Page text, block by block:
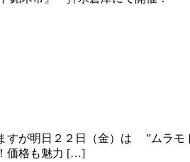
すが明日２２日（金）は ”ムラ
価格も魅力 […]